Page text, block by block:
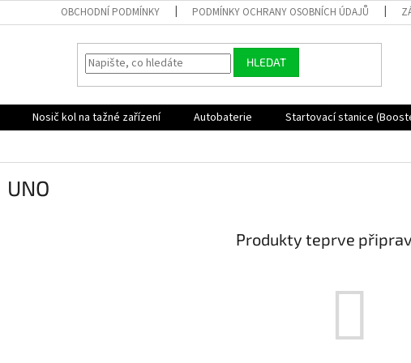
OBCHODNÍ PODMÍNKY PODMÍNKY OCHRANY OSOBNÍCH ÚDAJŮ
HLEDAT
Nosič kol na tažné zařízení Autobaterie Startovací stanice
UNO
Produkty teprve